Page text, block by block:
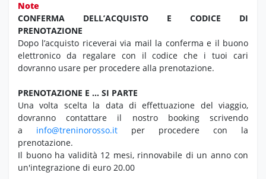
Note
CONFERMA DELL’ACQUISTO E CODICE DI
PRENOTAZIONE
Dopo l’acquisto riceverai via mail la conferma e il buono
elettronico da regalare con il codice che i tuoi cari
dovranno usare per procedere alla prenotazione.
PRENOTAZIONE E … SI PARTE
Una volta scelta la data di effettuazione del viaggio,
dovranno contattare il nostro booking scrivendo
a info@treninorosso.it per procedere con la
prenotazione.
Il buono ha validità 12 mesi, rinnovabile di un anno con
un'integrazione di euro 20.00